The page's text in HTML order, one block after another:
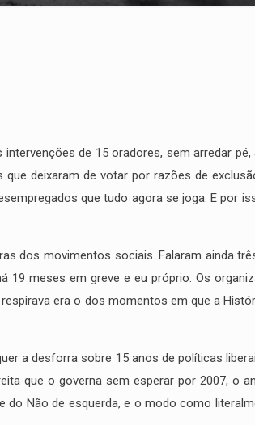
de 15 oradores, sem arredar
deixaram de votar por razões de
que tudo agora se joga. E por
dos movimentos sociais. Falaram ainda
meses em greve e eu próprio. Os
era o dos momentos em que a
a desforra sobre 15 anos de políticas
que o governa sem esperar por 2007, o
Não de esquerda, e o modo como